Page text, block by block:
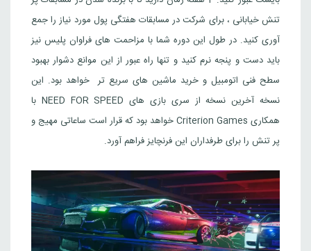
تنش خیابانی ، برای شرکت در مسابقات هفتگی پول مورد نیاز را جمع
آوری کنید. در طول این دوره شما با مزاحمت های فراوان پلیس نیز
باید دست و پنجه نرم کنید و تنها راه عبور از این موانع دشوار بهبود
سطح فنی اتومبیل و خرید ماشین های سریع تر خواهد بود. این
نسخه آخرین نسخه از سری بازی های NEED FOR SPEED با
همکاری Criterion Games خواهد بود که قرار است ساعاتی مهیج و
پر تنش را برای طرفداران این فرنچایز فراهم آورد.